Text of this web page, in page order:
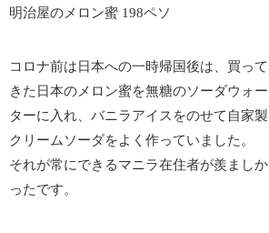
明治屋のメロン蜜 198ペソ
コロナ前は日本への一時帰国後は、買って
きた日本のメロン蜜を無糖のソーダウォー
ターに入れ、バニラアイスをのせて自家製
クリームソーダをよく作っていました。
それが常にできるマニラ在住者が羨ましか
ったです。